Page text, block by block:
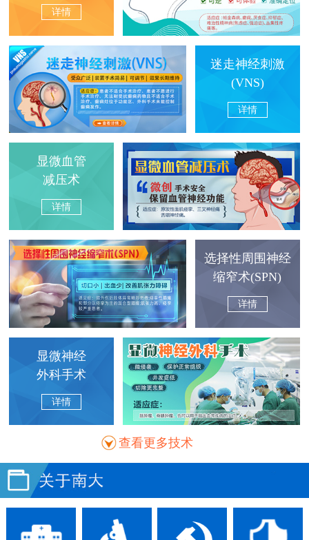
详情
迷走神经刺激
(VNS)
详情
显微血管
减压术
详情
选择性周围神经
缩窄术(SPN)
详情
显微神经
外科手术
详情
查看更多技术